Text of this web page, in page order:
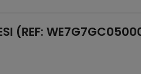
(REF: